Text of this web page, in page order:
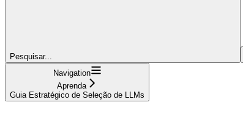
Pesquisar...
Navigation
Aprenda
Guia Estratégico de Seleção de LLMs